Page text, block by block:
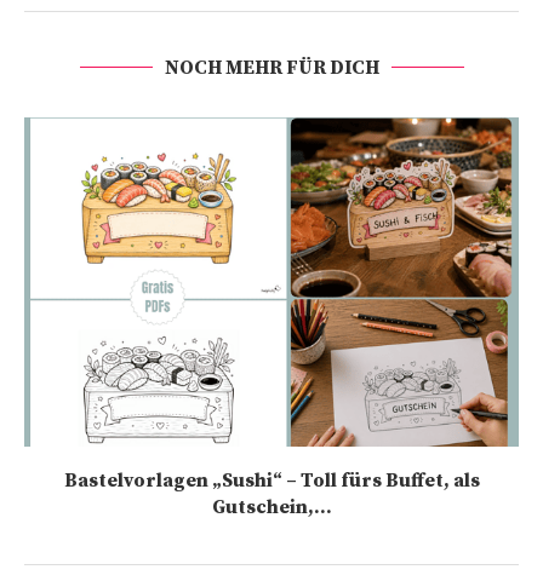
NOCH MEHR FÜR DICH
Bastelvorlagen „Sushi“ – Toll fürs Buffet, als
Gutschein,...